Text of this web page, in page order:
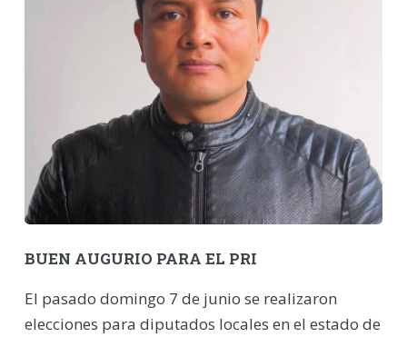
BUEN AUGURIO PARA EL PRI
El pasado domingo 7 de junio se realizaron
elecciones para diputados locales en el estado de